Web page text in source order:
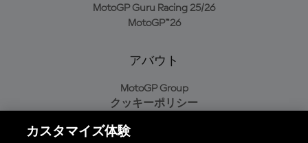
MotoGP Guru Racing 25/26
MotoGP™26
アバウト
MotoGP Group
クッキーポリシー
プライバシーポリシー
カスタマイズ体験